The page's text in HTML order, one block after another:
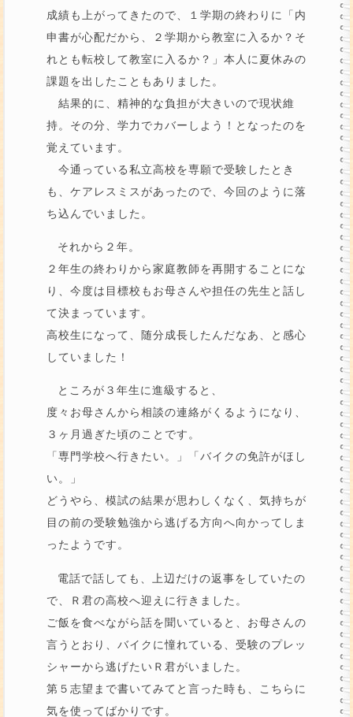
成績も上がってきたので、１学期の終わりに「内
申書が心配だから、２学期から教室に入るか？そ
れとも転校して教室に入るか？」本人に夏休みの
課題を出したこともありました。
結果的に、精神的な負担が大きいので現状維
持。その分、学力でカバーしよう！となったのを
覚えています。
今通っている私立高校を専願で受験したとき
も、ケアレスミスがあったので、今回のように落
ち込んでいました。
それから２年。
２年生の終わりから家庭教師を再開することにな
り、今度は目標校もお母さんや担任の先生と話し
て決まっています。
高校生になって、随分成長したんだなあ、と感心
していました！
ところが３年生に進級すると、
度々お母さんから相談の連絡がくるようになり、
３ヶ月過ぎた頃のことです。
「専門学校へ行きたい。」「バイクの免許がほし
い。」
どうやら、模試の結果が思わしくなく、気持ちが
目の前の受験勉強から逃げる方向へ向かってしま
ったようです。
電話で話しても、上辺だけの返事をしていたの
で、Ｒ君の高校へ迎えに行きました。
ご飯を食べながら話を聞いていると、お母さんの
言うとおり、バイクに憧れている、受験のプレッ
シャーから逃げたいＲ君がいました。
第５志望まで書いてみてと言った時も、こちらに
気を使ってばかりです。